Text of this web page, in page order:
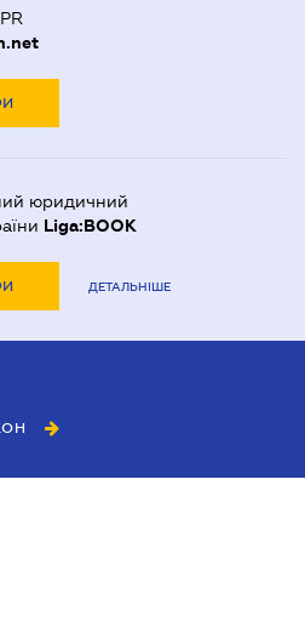
юридичний
Liga:BOOK
ДЕТАЛЬНІШЕ